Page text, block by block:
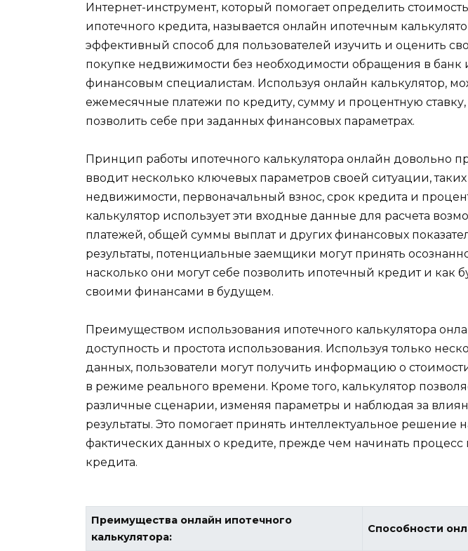
Интернет-инструмент, который помогает определить
ипотечного кредита, называется онлайн ипотечным
эффективный способ для пользователей изучить и оценить
покупке недвижимости без необходимости обращения в банк
финансовым специалистам. Используя онлайн калькулятор,
ежемесячные платежи по кредиту, сумму и процентную
позволить себе при заданных финансовых параметрах.
Принцип работы ипотечного калькулятора онлайн довольно
вводит несколько ключевых параметров своей ситуации, таких
недвижимости, первоначальный взнос, срок кредита и
калькулятор использует эти входные данные для расчета
платежей, общей суммы выплат и других финансовых
результаты, потенциальные заемщики могут принять
насколько они могут себе позволить ипотечный кредит и как
своими финансами в будущем.
Преимуществом использования ипотечного калькулятора
доступность и простота использования. Используя только
данных, пользователи могут получить информацию о
в режиме реального времени. Кроме того, калькулятор
различные сценарии, изменяя параметры и наблюдая за
результаты. Это помогает принять интеллектуальное решение
фактических данных о кредите, прежде чем начинать процесс
кредита.
Преимущества онлайн ипотечного
калькулятора:
Способности